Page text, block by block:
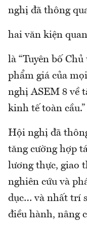
nghị đã thông
hai văn kiện
là “Tuyên bố
phẩm giá của
nghị ASEM 8 về
kinh tế toàn cầu.”
Hội nghị đã
tăng cường hợp
lương thực, giao
nghiên cứu và
dục… và nhất trí
điều hành, nâng